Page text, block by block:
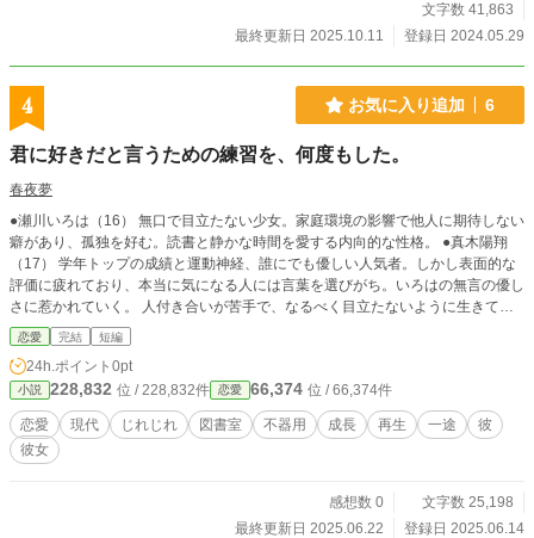
時代の友人・野々川一諒からしばらく泊めてくれと頼まれる。弘哉と義直は、単
なる友達を演じなくてはならなくて…。 一人で寝る寂しさに、弘哉は…。 第七
話 「どうやらオレは恋人と離れたくないらしい」 大学を卒業し、新しいマンシ
ョンに引っ越した義直と弘哉。ラブラブな日々を送る2人を、弘哉の兄である雅
人が疑いの眼差しを向けてきて…。
文字数 41,863
最終更新日 2025.10.11
登録日 2024.05.29
4 お気に入り追加 6
君に好きだと言うための練習を、何度もした。
春夜夢
●瀬川いろは（16） 無口で目立たない少女。家庭環境の影響で他人に期待しない
癖があり、孤独を好む。読書と静かな時間を愛する内向的な性格。 ●真木陽翔
（17） 学年トップの成績と運動神経、誰にでも優しい人気者。しかし表面的な
評価に疲れており、本当に気になる人には言葉を選びがち。いろはの無言の優し
さに惹かれていく。 人付き合いが苦手で、なるべく目立たないように生きてき
た高校2年の瀬川いろは。 感情表現が不器用で、ずっとひとりでいることが当た
り前だった。 そんな彼女が、ある日、図書室の忘れ物を届けたことをきっかけ
に、クラスの人気者・真木陽翔と話すようになる。 誰にでも優しい陽翔に、い
ろはは次第に心を許していくが、同時に「どうせ一時の気まぐれだ」と自分を遠
ざけてしまう。 でも、陽翔は決して離れない。 彼はずっと前から、いろはに“気
づいていた”のだ。 本当は伝えたい言葉がある。 けれど、胸の奥でつかえて出て
こない。
恋愛 完結 短編
24h.ポイント 0pt
小説 228,832 位 / 228,832件 恋愛 66,374 位 / 66,374件
恋愛 現代 じれじれ 図書室 不器用 成長 再生 一途
彼
彼女
感想数 0
文字数 25,198
最終更新日 2025.06.22
登録日 2025.06.14